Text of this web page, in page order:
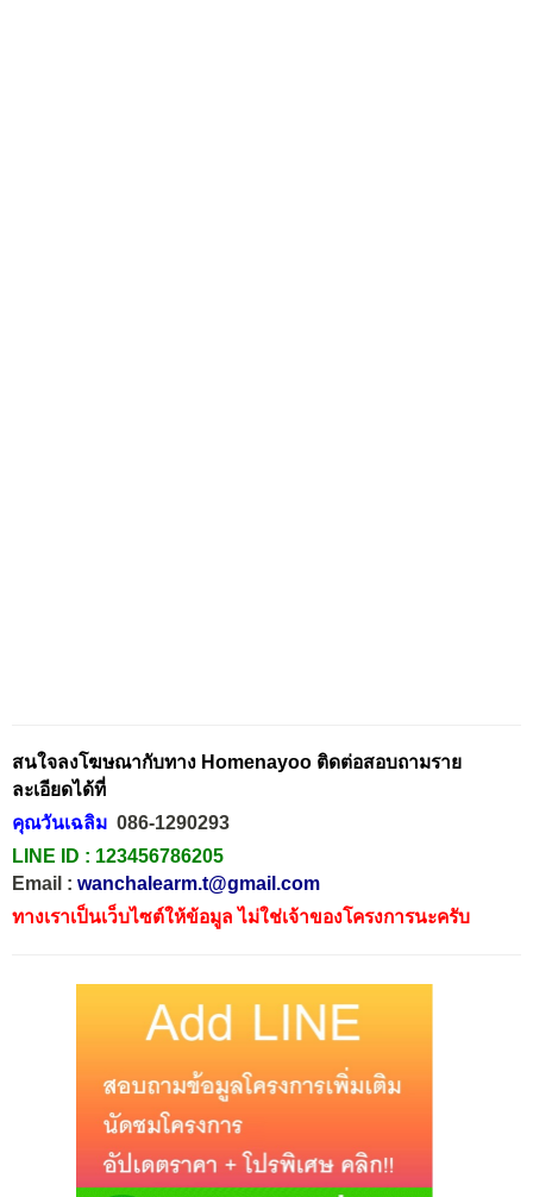
สนใจลงโฆษณากับทาง Homenayoo ติดต่อสอบถามราย
ละเอียดได้ที่
คุณวันเฉลิม 086-1290293
LINE ID : 123456786205
Email : wanchalearm.t@gmail.com
ทางเราเป็นเว็บไซต์ให้ข้อมูล ไม่ใช่เจ้าของโครงการนะครับ